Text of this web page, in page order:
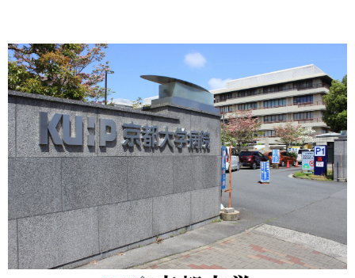
産業化フォーラム2022（MDF）】のお知らせ
お知らせ 2022.12.02
新着情報を設置しました